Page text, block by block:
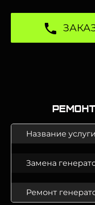
Название услуги
Замена
Ремонт